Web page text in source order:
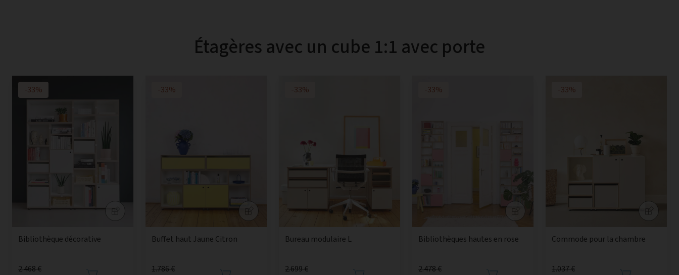
Étagères avec un cube 1:1 avec porte
-33%
Bibliothèque décorative
2.468 €
-33%
Buffet haut Jaune Citron
1.786 €
-33%
Bureau modulaire L
2.699 €
-33%
Bibliothèques hautes en rose
2.478 €
-33%
Commode pour la chambre
1.037 €